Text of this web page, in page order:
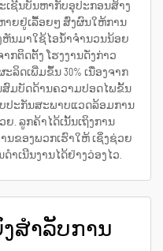
ເຊີນບັນຫາກັບອຸປະກອນສ້າງ
າຍຢູ່ເລື້ອຍໆ ສົ່ງຜົນໃຫ້ການ
ນມາໃຊ້ໄອນ້ຳຈຳນວນນ້ອຍ
ກຕິດຕັ້ງ ໂຮງງານດັ່ງກ່າວ
ລິດເພີ່ມຂຶ້ນ 30% ເນື່ອງຈາກ
ສົມບັດດ້ານຄວາມປອດໄພຂັ້ນ
ປະກັນສະພາບແວດລ້ອມການ
. ລູກຄ້າໄດ້ເນັ້ນເຖິງການ
ນຂອງພວກເຮົາໃຫ້ ເຊິ່ງຊ່ວຍ
ຳເນີນງານໄດ້ຢ່າງວ່ອງໄວ.
ສຳລັບການ